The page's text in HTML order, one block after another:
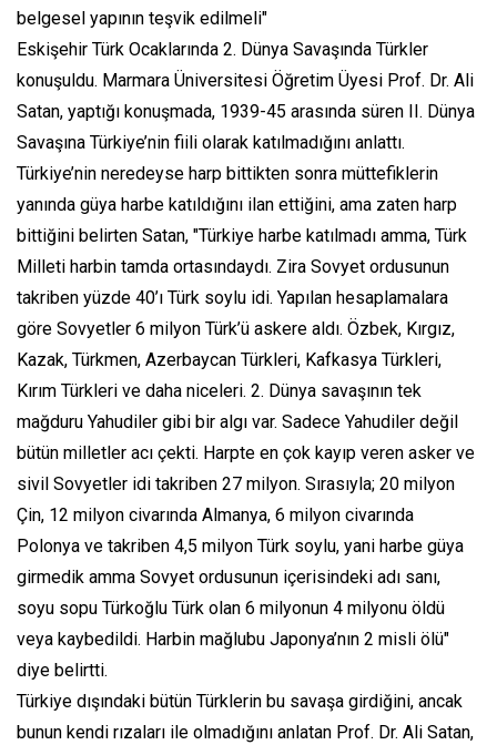
belgesel yapının teşvik edilmeli"
Eskişehir Türk Ocaklarında 2. Dünya Savaşında Türkler
konuşuldu. Marmara Üniversitesi Öğretim Üyesi Prof. Dr. Ali
Satan, yaptığı konuşmada, 1939-45 arasında süren II. Dünya
Savaşına Türkiye’nin fiili olarak katılmadığını anlattı.
Türkiye’nin neredeyse harp bittikten sonra müttefiklerin
yanında güya harbe katıldığını ilan ettiğini, ama zaten harp
bittiğini belirten Satan, "Türkiye harbe katılmadı amma, Türk
Milleti harbin tamda ortasındaydı. Zira Sovyet ordusunun
takriben yüzde 40’ı Türk soylu idi. Yapılan hesaplamalara
göre Sovyetler 6 milyon Türk’ü askere aldı. Özbek, Kırgız,
Kazak, Türkmen, Azerbaycan Türkleri, Kafkasya Türkleri,
Kırım Türkleri ve daha niceleri. 2. Dünya savaşının tek
mağduru Yahudiler gibi bir algı var. Sadece Yahudiler değil
bütün milletler acı çekti. Harpte en çok kayıp veren asker ve
sivil Sovyetler idi takriben 27 milyon. Sırasıyla; 20 milyon
Çin, 12 milyon civarında Almanya, 6 milyon civarında
Polonya ve takriben 4,5 milyon Türk soylu, yani harbe güya
girmedik amma Sovyet ordusunun içerisindeki adı sanı,
soyu sopu Türkoğlu Türk olan 6 milyonun 4 milyonu öldü
veya kaybedildi. Harbin mağlubu Japonya’nın 2 misli ölü"
diye belirtti.
Türkiye dışındaki bütün Türklerin bu savaşa girdiğini, ancak
bunun kendi rızaları ile olmadığını anlatan Prof. Dr. Ali Satan,